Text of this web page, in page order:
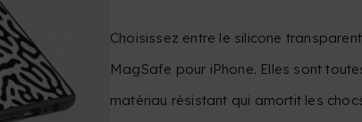
Choisissez entre le silicone
MagSafe pour iPhone. Elles sont
matériau résistant qui amortit les